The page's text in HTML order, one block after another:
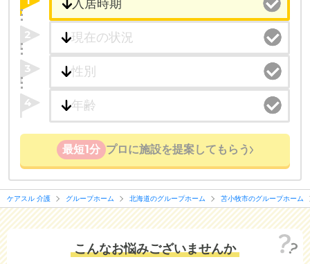
2
3
4
最短1分 プロに施設を提案してもらう
ケアスル 介護 グループホーム 北海道のグループホーム 苫小牧市のグループホーム
こんなお悩みございませんか